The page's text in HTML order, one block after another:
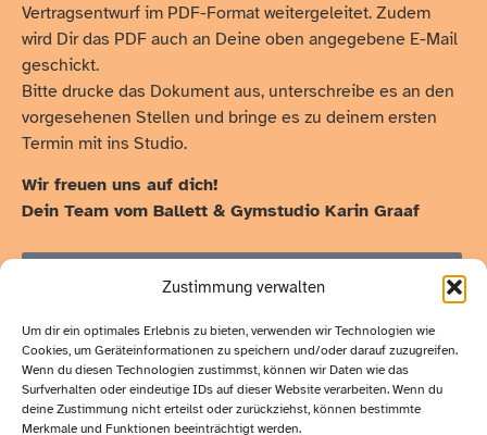
Zustimmung verwalten
Um dir ein optimales Erlebnis zu bieten, verwenden wir Technologien wie
Cookies, um Geräteinformationen zu speichern und/oder darauf zuzugreifen.
Wenn du diesen Technologien zustimmst, können wir Daten wie das
Surfverhalten oder eindeutige IDs auf dieser Website verarbeiten. Wenn du
deine Zustimmung nicht erteilst oder zurückziehst, können bestimmte
Merkmale und Funktionen beeinträchtigt werden.
Vertragsentwurf im PDF-Format weitergeleitet. Zudem
wird Dir das PDF auch an Deine oben angegebene E-Mail
geschickt.
Bitte drucke das Dokument aus, unterschreibe es an den
vorgesehenen Stellen und bringe es zu deinem ersten
Termin mit ins Studio.
Wir freuen uns auf dich!
Dein Team vom Ballett & Gymstudio Karin Graaf
Kontakt:Wichtige